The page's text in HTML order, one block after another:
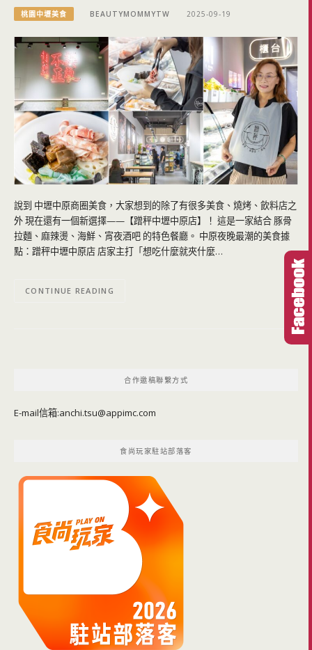
桃園中壢美食 BEAUTYMOMMYTW 2025-09-19
說到 中壢中原商圈美食，大家想到的除了有很多美食、燒烤、飲料店之
外 現在還有一個新選擇——【蹭秤中壢中原店】！ 這是一家結合 豚骨
拉麵、麻辣燙、海鮮、宵夜酒吧 的特色餐廳。 中原夜晚最潮的美食據
點：蹭秤中壢中原店 店家主打「想吃什麼就夾什麼…
CONTINUE READING
合作邀稿聯繫方式
E-mail信箱:anchi.tsu@appimc.com
食尚玩家駐站部落客